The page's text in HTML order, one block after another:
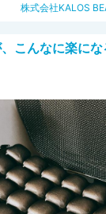
株式会社KALOS
こんなに楽に